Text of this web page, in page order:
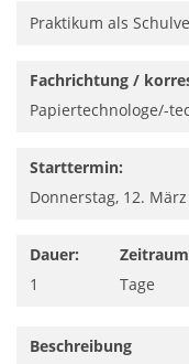
Praktikum als
Fachrichtung /
Papiertechnologe/-
Starttermin:
Donnerstag, 12.
Dauer:
1
Tage
Beschreibung